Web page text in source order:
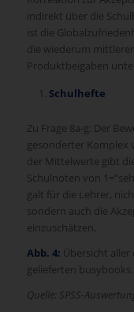
indirekt über die
ist die
die wiederum
Produktbeigaben
Schulhefte
Zu Frage 8a-g: Der
gesonderter Komplex
der Mittelwerte gibt
Schulnoten von
galt für die Lehrer,
sondern auch die
einzuschätzen.
Abb. 4: Übersicht
gelieferten busybooks.
Quelle: SPSS-